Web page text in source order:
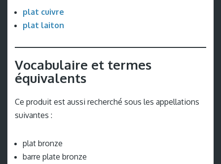
plat cuivre
plat laiton
Vocabulaire et termes
équivalents
Ce produit est aussi recherché sous les appellations
suivantes :
plat bronze
barre plate bronze